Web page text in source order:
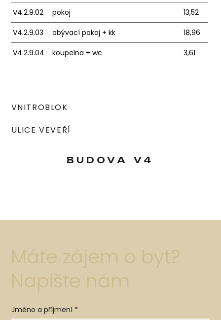
V4.2.9.02 pokoj 13,52
V4.2.9.03 obývací pokoj + kk 18,96
V4.2.9.04 koupelna + wc 3,61
VNITROBLOK
ULICE VEVEŘÍ
BUDOVA V4
Máte zájem o byt?
Napište nám
Jméno a příjmení *